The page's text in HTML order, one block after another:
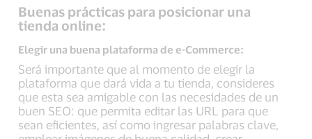
Buenas prácticas para posicionar una
tienda online:
Elegir una buena plataforma de e-Commerce:
Será importante que al momento de elegir la
plataforma que dará vida a tu tienda, consideres
que esta sea amigable con las necesidades de un
buen SEO: que permita editar las URL para que
sean eficientes, así como ingresar palabras clave,